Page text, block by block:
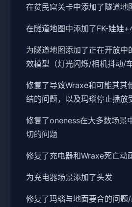
在贫民窟关卡中添加了隧道地
在隧道地图中添加了FK-娃娃
为隧道地图添加了正在开放中
效模型（灯光闪烁/相机抖动/
修复了导致Wraxe和可能其其
结的问题，以及玛瑙停止播放
修复了oneness在大多数场景
切的问题
修复了充电器和Wraxe死亡动
为充电器场景添加了头发
修复了玛瑙与地面要合的问题